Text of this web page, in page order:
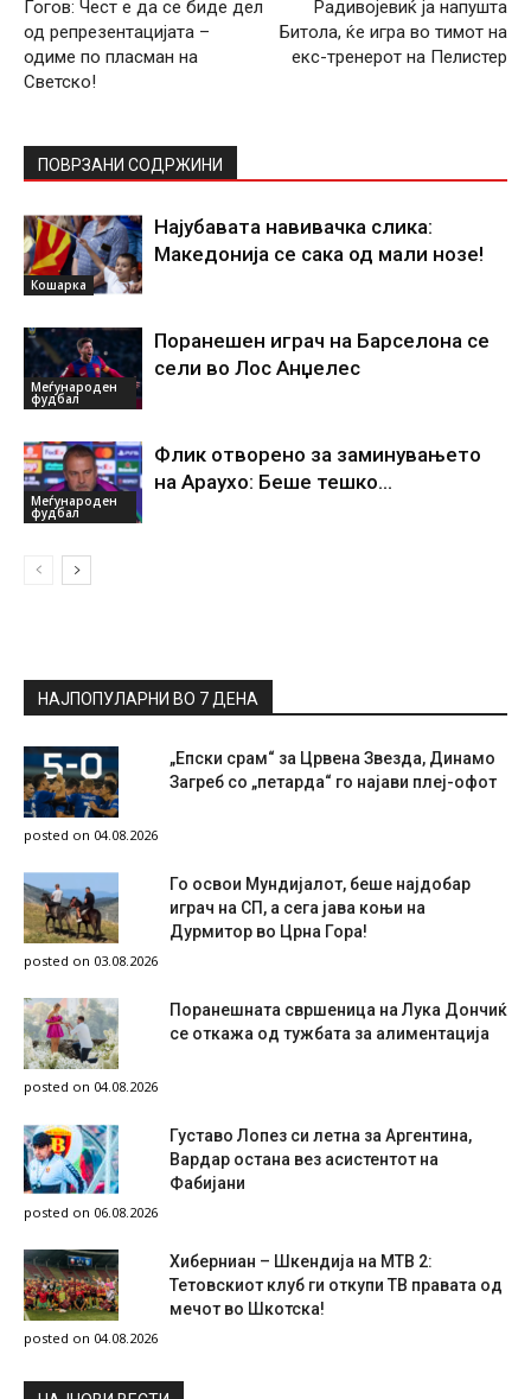
Гогов: Чест е да се биде дел
од репрезентацијата –
одиме по пласман на
Светско!
Радивојевиќ ја напушта
Битола, ќе игра во тимот на
екс-тренерот на Пелистер
ПОВРЗАНИ СОДРЖИНИ
Кошарка
Најубавата навивачка слика:
Македонија се сака од мали нозе!
Меѓународен
фудбал
Поранешен играч на Барселона се
сели во Лос Анџелес
Меѓународен
фудбал
Флик отворено за заминувањето
на Араухо: Беше тешко…
НАЈПОПУЛАРНИ ВО 7 ДЕНА
„Епски срам“ за Црвена Звезда, Динамо
Загреб со „петарда“ го најави плеј-офот
posted on 04.08.2026
Го освои Мундијалот, беше најдобар
играч на СП, а сега јава коњи на
Дурмитор во Црна Гора!
posted on 03.08.2026
Поранешната свршеница на Лука Дончиќ
се откажа од тужбата за алиментација
posted on 04.08.2026
Густаво Лопез си летна за Аргентина,
Вардар остана вез асистентот на
Фабијани
posted on 06.08.2026
Хиберниан – Шкендија на МТВ 2:
Тетовскиот клуб ги откупи ТВ правата од
мечот во Шкотска!
posted on 04.08.2026